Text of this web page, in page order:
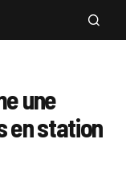
une
en station